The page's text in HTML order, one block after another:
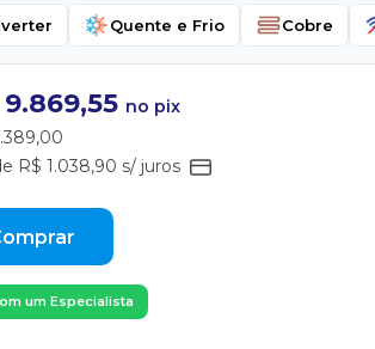
Quente e Frio Cobre
9.869,55 no pix
R$ 1.038,90 s/ juros
um Especialista